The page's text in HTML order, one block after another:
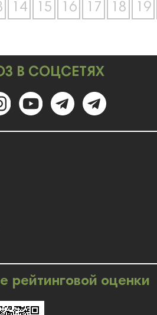
14 15 16 17 18 19
В СОЦСЕТЯХ
рейтинговой оценки